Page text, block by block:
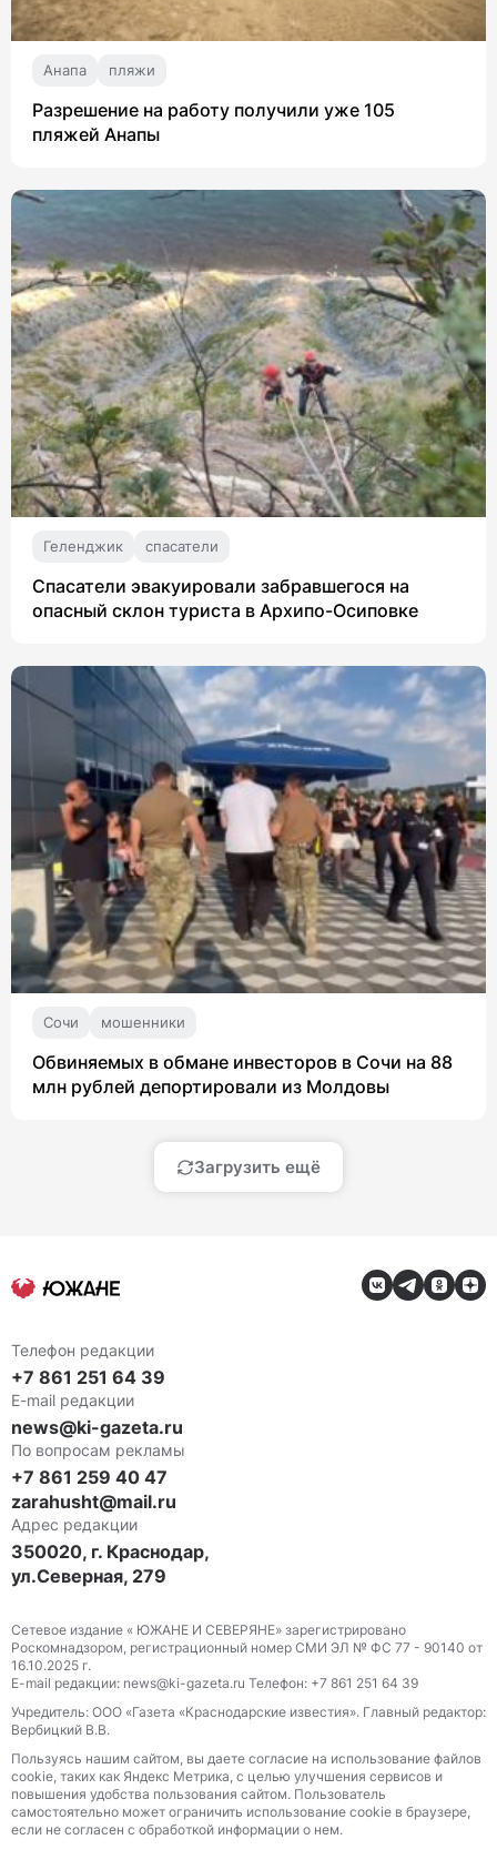
Анапа пляжи
Разрешение на работу получили уже 105
пляжей Анапы
Геленджик спасатели
Спасатели эвакуировали забравшегося на
опасный склон туриста в Архипо-Осиповке
Сочи мошенники
Обвиняемых в обмане инвесторов в Сочи на 88
млн рублей депортировали из Молдовы
Загрузить ещё
Телефон редакции
+7 861 251 64 39
E-mail редакции
news@ki-gazeta.ru
По вопросам рекламы
+7 861 259 40 47
zarahusht@mail.ru
Адрес редакции
350020, г. Краснодар,
ул.Северная, 279
Сетевое издание « ЮЖАНЕ И СЕВЕРЯНЕ» зарегистрировано
Роскомнадзором, регистрационный номер СМИ ЭЛ № ФС 77 - 90140 от
16.10.2025 г.
E-mail редакции: news@ki-gazeta.ru Телефон: +7 861 251 64 39
Учредитель: ООО «Газета «Краснодарские известия». Главный редактор:
Вербицкий В.В.
Пользуясь нашим сайтом, вы даете согласие на использование файлов
сооkіе, таких как Яндекс Метрика, с целью улучшения сервисов и
повышения удобства пользования сайтом. Пользователь
самостоятельно может ограничить использование сооkіе в браузере,
если не согласен с обработкой информации о нем.